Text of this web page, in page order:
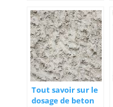
Tout savoir sur le
dosage de beton